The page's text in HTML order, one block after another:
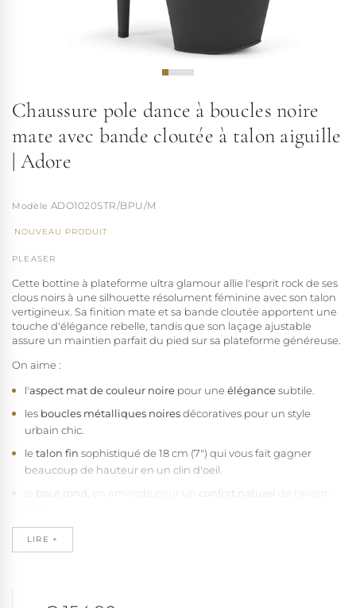
Chaussure pole dance à boucles noire
mate avec bande cloutée à talon aiguille
| Adore
ADO1020STR/BPU/M
NOUVEAU PRODUIT
PLEASER
Cette bottine à plateforme ultra glamour allie l'esprit rock de ses
clous noirs à une silhouette résolument féminine avec son talon
vertigineux. Sa finition mate et sa bande cloutée apportent une
touche d'élégance rebelle, tandis que son laçage ajustable
assure un maintien parfait du pied sur sa plateforme généreuse.
On aime :
l'aspect mat de couleur noire pour une élégancesubtile.
les boucles métalliques noiresdécoratives pour un style
urbain chic.
le talon fin sophistiqué de 18 cm (7") qui vous fait gagner
beaucoup de hauteur en un clin d'oeil.
bout rond confort naturel
de l'avant-
lafermeture éclair
LIRE +